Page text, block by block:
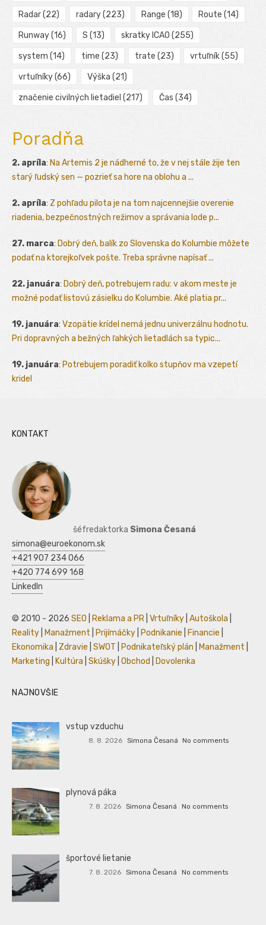
Radar(22) radary(223) Range (18) Route (14)
Runway(16) S (13) skratky ICAO (255)
system (14) time (23) trate (23) vrtuľník(55)
vrtuľníky(66) Výška (21)
značenie civilných lietadiel (217) Čas (34)
Poradňa
2. apríla: Na Artemis 2 je nádherné to, že v nej stále žije ten
starý ľudský sen — pozrieť sa hore na oblohu a ...
2. apríla: Z pohľadu pilota je na tom najcennejšie overenie
riadenia, bezpečnostných režimov a správania lode p...
27. marca: Dobrý deň, balík zo Slovenska do Kolumbie môžete
podať na ktorejkoľvek pošte. Treba správne napísať ...
22. januára: Dobrý deň, potrebujem radu: v akom meste je
možné podať listovú zásielku do Kolumbie. Aké platia pr...
19. januára: Vzopätie krídel nemá jednu univerzálnu hodnotu.
Pri dopravných a bežných ľahkých lietadlách sa typic...
19. januára: Potrebujem poradiť kolko stupňov ma vzepetí
kridel
KONTAKT
šéfredaktorka Simona Česaná
simona@euroekonom.sk
+421 907 234 066
+420 774 699 168
LinkedIn
© 2010 - 2026 SEO Reklama a PR Vrtuľníky Autoškola
Reality
Manažment Prijímáčky Podnikanie Financie
Ekonomika
Zdravie SWOT Podnikateľský plán Manažment
Marketing
Kultúra Skúšky Obchod Dovolenka
NAJNOVŠIE
vstup vzduchu
8. 8. 2026 Simona Česaná No comments
plynová páka
7. 8. 2026 Simona Česaná No comments
športové lietanie
7. 8. 2026 Simona Česaná No comments